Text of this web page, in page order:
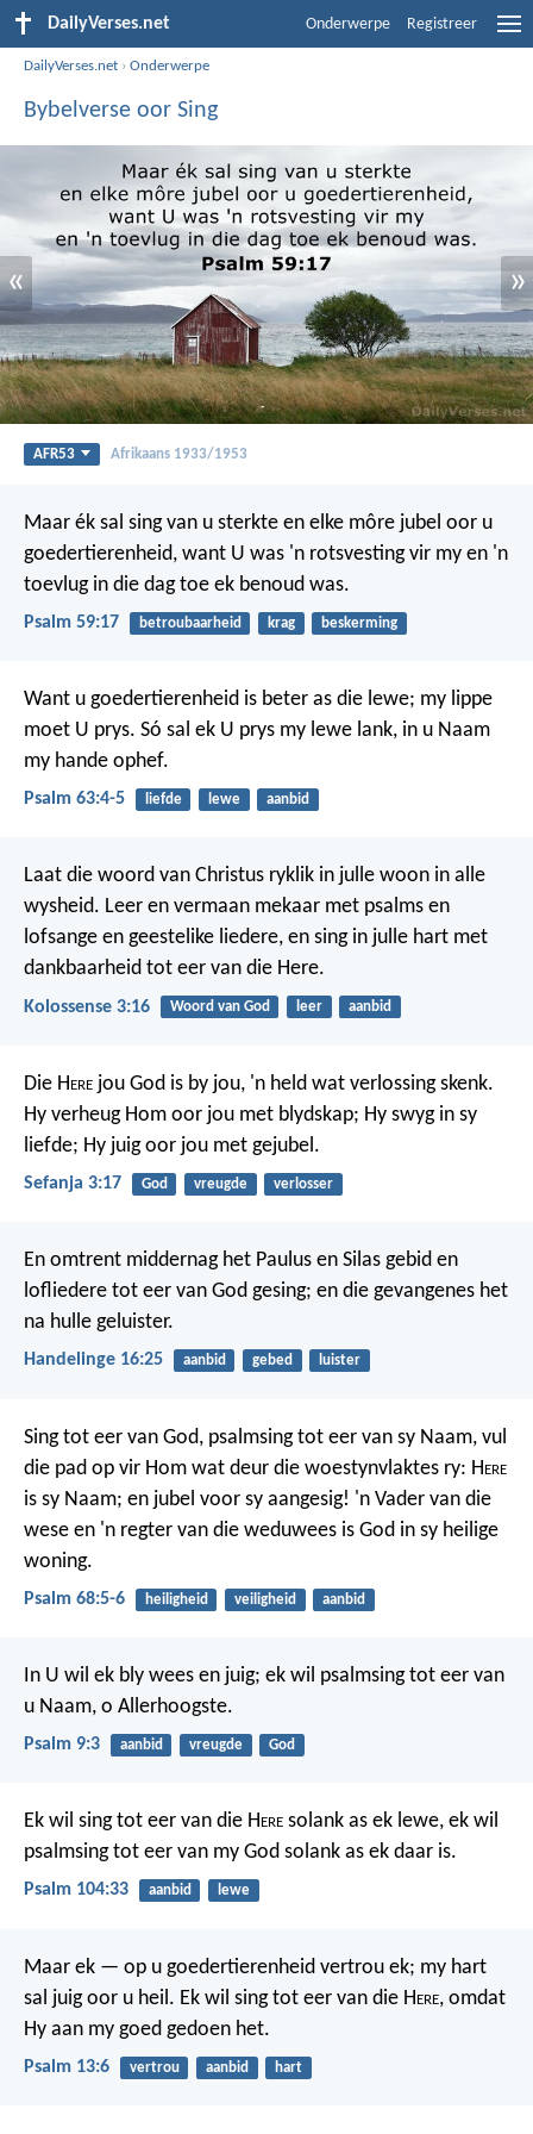
DailyVerses.net Onderwerpe Registreer
DailyVerses.net ›Onderwerpe
Bybelverse oor Sing
« »
AFR53 Afrikaans 1933/1953
Maar ék sal sing van u sterkte en elke môre jubel oor u
goedertierenheid, want U was 'n rotsvesting vir my en 'n
toevlug in die dag toe ek benoud was.
Psalm 59:17 betroubaarheid krag beskerming
Want u goedertierenheid is beter as die lewe; my lippe
moet U prys. Só sal ek U prys my lewe lank, in u Naam
my hande ophef.
Psalm 63:4-5 liefde lewe aanbid
Laat die woord van Christus ryklik in julle woon in alle
wysheid. Leer en vermaan mekaar met psalms en
lofsange en geestelike liedere, en sing in julle hart met
dankbaarheid tot eer van die Here.
Kolossense 3:16 Woord van God leer aanbid
Die Here jou God is by jou, 'n held wat verlossing skenk.
Hy verheug Hom oor jou met blydskap; Hy swyg in sy
liefde; Hy juig oor jou met gejubel.
Sefanja 3:17 God vreugde verlosser
En omtrent middernag het Paulus en Silas gebid en
lofliedere tot eer van God gesing; en die gevangenes het
na hulle geluister.
Handelinge 16:25 aanbid gebed luister
Sing tot eer van God, psalmsing tot eer van sy Naam, vul
die pad op vir Hom wat deur die woestynvlaktes ry: Here
is sy Naam; en jubel voor sy aangesig! 'n Vader van die
wese en 'n regter van die weduwees is God in sy heilige
woning.
Psalm 68:5-6 heiligheid veiligheid aanbid
In U wil ek bly wees en juig; ek wil psalmsing tot eer van
u Naam, o Allerhoogste.
Psalm 9:3 aanbid vreugde God
Ek wil sing tot eer van die Here solank as ek lewe, ek wil
psalmsing tot eer van my God solank as ek daar is.
Psalm 104:33 aanbid lewe
Maar ek — op u goedertierenheid vertrou ek; my hart
sal juig oor u heil. Ek wil sing tot eer van die Here, omdat
Hy aan my goed gedoen het.
Psalm 13:6 vertrou aanbid hart